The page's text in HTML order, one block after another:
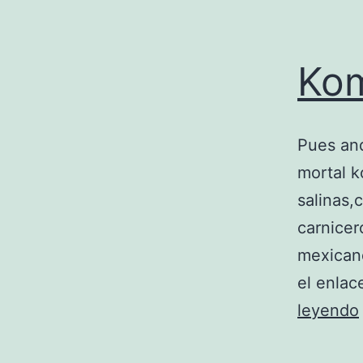
Pues
mortal
el
leyendo